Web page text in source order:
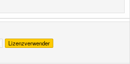
Lizenzverwender